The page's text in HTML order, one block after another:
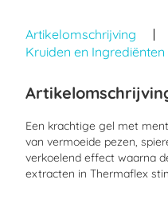
naar
het
begin
de
gallerij
Artikelomschrijving
Kruiden en Ingrediënten
Een krachtige gel met
van vermoeide pezen,
verkoelend effect waarna
extracten in Thermaflex